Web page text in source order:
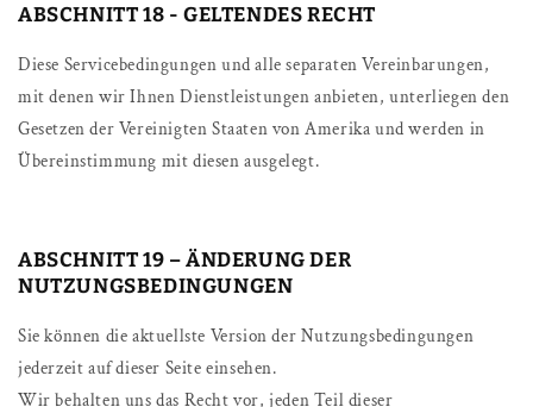
ABSCHNITT 18 - GELTENDES RECHT
Diese Servicebedingungen und alle separaten Vereinbarungen,
mit denen wir Ihnen Dienstleistungen anbieten, unterliegen den
Gesetzen der Vereinigten Staaten von Amerika und werden in
Übereinstimmung mit diesen ausgelegt.
ABSCHNITT 19 – ÄNDERUNG DER
NUTZUNGSBEDINGUNGEN
Sie können die aktuellste Version der Nutzungsbedingungen
jederzeit auf dieser Seite einsehen.
Wir behalten uns das Recht vor, jeden Teil dieser